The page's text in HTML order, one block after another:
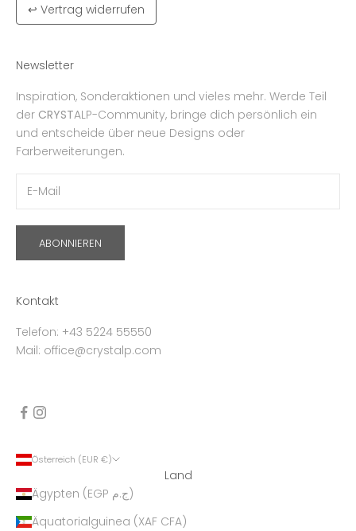
↩ Vertrag widerrufen
Newsletter
Inspiration, Sonderaktionen und vieles mehr. Werde Teil
der CRYSTALP-Community, bringe dich persönlich ein
und entscheide über neue Designs oder
Farberweiterungen.
ABONNIEREN
Kontakt
Telefon: +43 5224 55550
Mail: office@crystalp.com
Österreich (EUR €)
Land
Ägypten (EGP ج.م)
Äquatorialguinea (XAF CFA)